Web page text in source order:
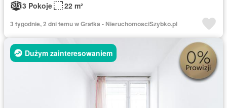
3 Pokoje
22 m²
3 tygodnie, 2 dni temu w Gratka - NieruchomosciSzybko.pl
Dużym zainteresowaniem